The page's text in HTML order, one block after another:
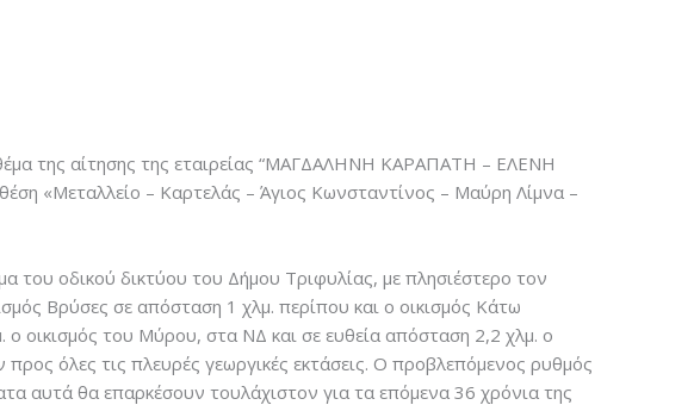
της αίτησης της εταιρείας “ΜΑΓΔΑΛΗΝΗ ΚΑΡΑΠΑΤΗ – ΕΛΕΝΗ
«Μεταλλείο – Καρτελάς – Άγιος Κωνσταντίνος – Μαύρη Λίμνα –
του οδικού δικτύου του Δήμου Τριφυλίας, με πλησιέστερο τον
Βρύσες σε απόσταση 1 χλμ. περίπου και ο οικισμός Κάτω
οικισμός του Μύρου, στα NΔ και σε ευθεία απόσταση 2,2 χλμ. ο
όλες τις πλευρές γεωργικές εκτάσεις. O προβλεπόμενος ρυθμός
αυτά θα επαρκέσουν τουλάχιστον για τα επόμενα 36 χρόνια της